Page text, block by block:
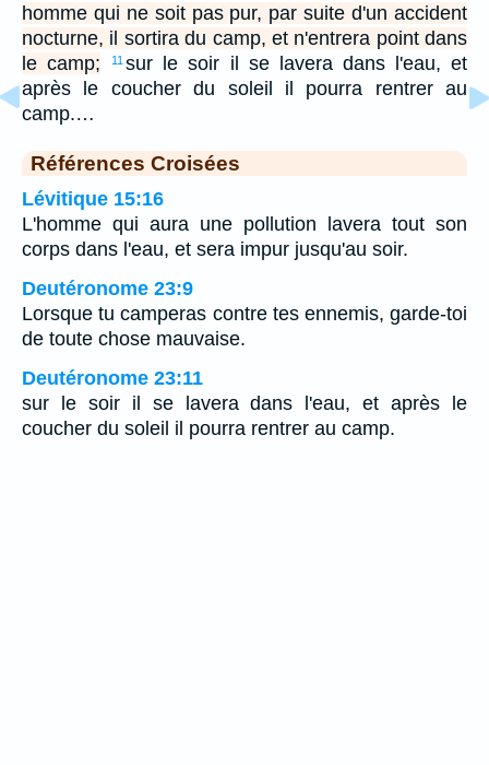
homme qui ne soit pas pur, par suite d'un accident
nocturne, il sortira du camp, et n'entrera point dans
le camp;
11 sur le soir il se lavera dans l'eau, et
après le coucher du soleil il pourra rentrer au
camp.…
Références Croisées
Lévitique 15:16
L'homme qui aura une pollution lavera tout son
corps dans l'eau, et sera impur jusqu'au soir.
Deutéronome 23:9
Lorsque tu camperas contre tes ennemis, garde-toi
de toute chose mauvaise.
Deutéronome 23:11
sur le soir il se lavera dans l'eau, et après le
coucher du soleil il pourra rentrer au camp.